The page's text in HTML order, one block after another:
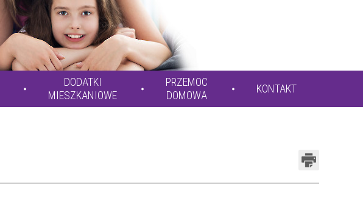
DODATKI
MIESZKANIOWE
PRZEMOC
DOMOWA
KONTAKT